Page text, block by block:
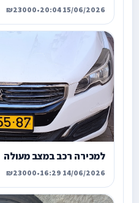
15/06/2026 20:04
•
₪23000
למכירה רכב במצב מעולה
14/06/2026 16:29
•
₪23000